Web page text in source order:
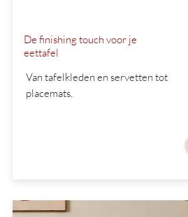
De finishing touch voor je
eettafel
Van tafelkleden en servetten tot
placemats.